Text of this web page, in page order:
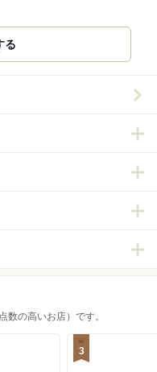
る
数の高いお店）です。
3